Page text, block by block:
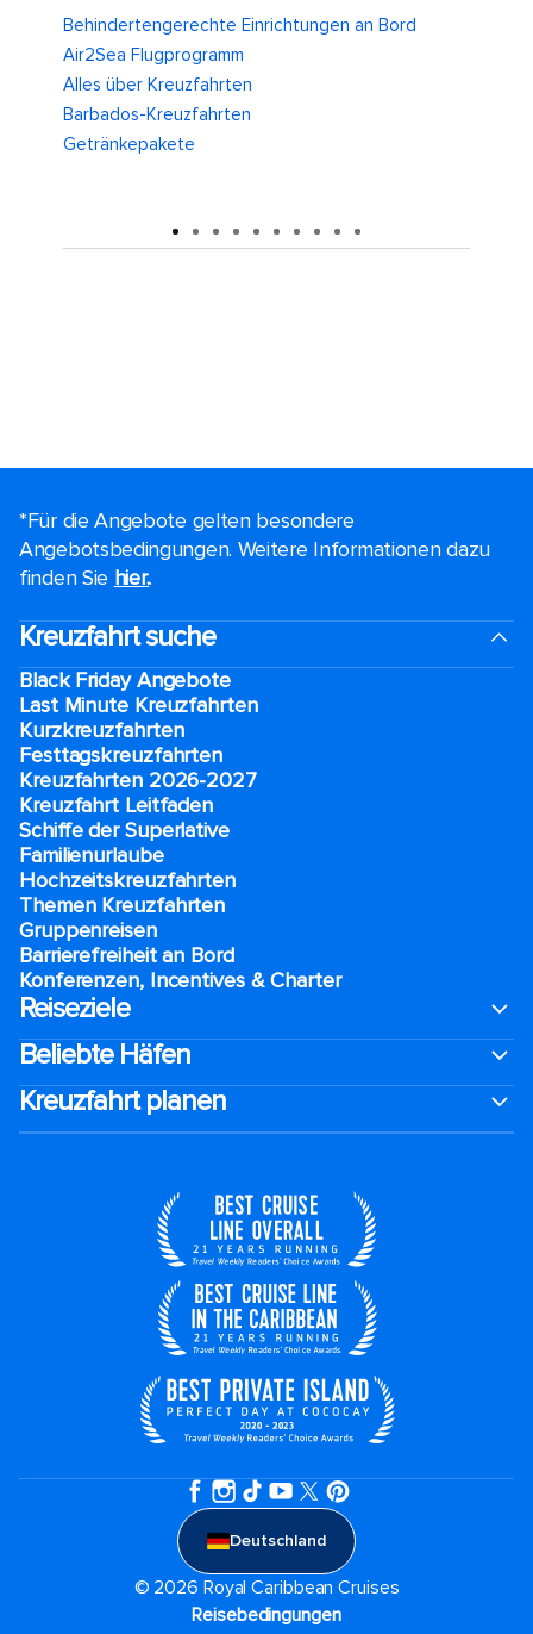
Einrichtungen an Bord
Flugprogramm
Kreuzfahrten
Kreuzfahrten
*Für die Angebote gelten besondere
Angebotsbedingungen. Weitere Informationen dazu
finden Sie hier..
Kreuzfahrt suche
Black Friday Angebote
Last Minute Kreuzfahrten
Kurzkreuzfahrten​
Festtagskreuzfahrten​
Kreuzfahrten 2026-2027
Kreuzfahrt Leitfaden
Schiffe der Superlative
Familienurlaube​
Hochzeitskreuzfahrten
Themen Kreuzfahrten
Gruppenreisen
Barrierefreiheit an Bord​
Konferenzen, Incentives & Charter
Reiseziele
Beliebte Häfen
Kreuzfahrt planen
Deutschland
© 2026 Royal Caribbean Cruises
Reisebedingungen